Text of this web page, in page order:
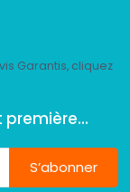
Garantis, cliquez
S’abonner